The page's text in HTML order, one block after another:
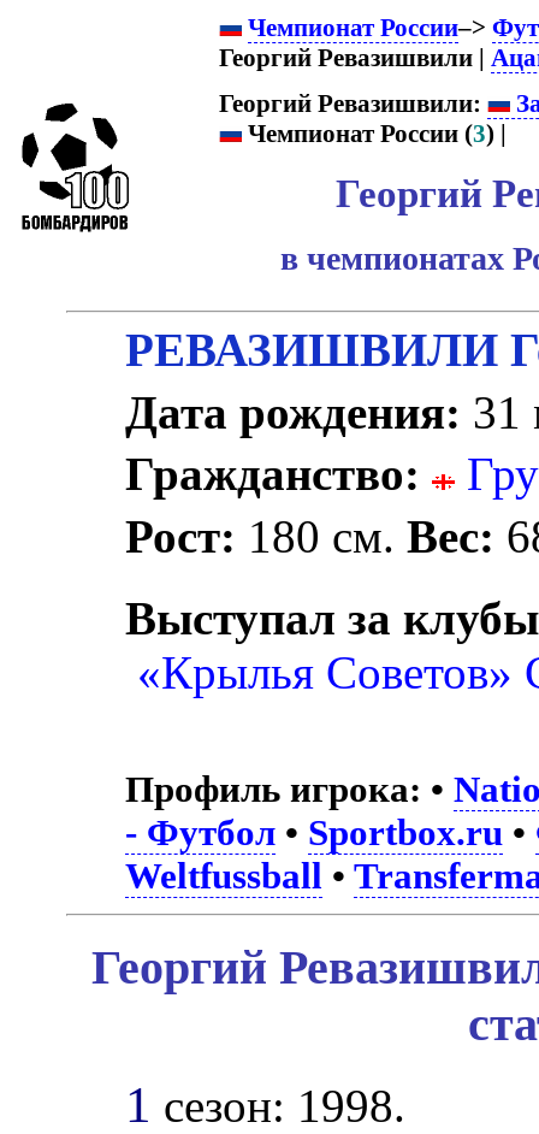
Чемпионат России–>
Георгий Ревазишвили |
Георгий Ревазишвили:
Чемпионат России (3) |
Георгий
в чемпионатах
РЕВАЗИШВИЛИ
Дата рождения: 31
Гражданство:
Рост: 180 см.Вес:
Выступал за
«Крылья Советов»
Профиль игрока: •
- Футбол • Sportbox.ru •
Weltfussball •
Георгий
1 сезон: 1998.